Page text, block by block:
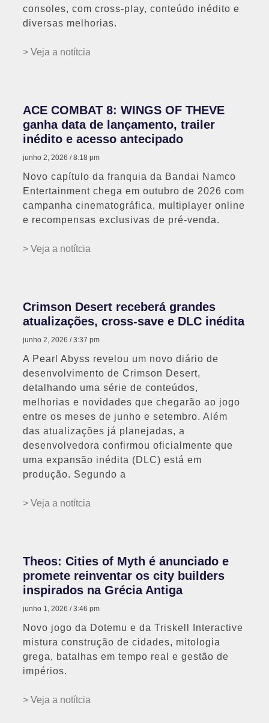
consoles, com cross-play, conteúdo inédito e
diversas melhorias.
> Veja a notítcia
ACE COMBAT 8: WINGS OF THEVE
ganha data de lançamento, trailer
inédito e acesso antecipado
junho 2, 2026 8:18 pm
Novo capítulo da franquia da Bandai Namco
Entertainment chega em outubro de 2026 com
campanha cinematográfica, multiplayer online
e recompensas exclusivas de pré-venda.
> Veja a notítcia
Crimson Desert receberá grandes
atualizações, cross-save e DLC inédita
junho 2, 2026 3:37 pm
A Pearl Abyss revelou um novo diário de
desenvolvimento de Crimson Desert,
detalhando uma série de conteúdos,
melhorias e novidades que chegarão ao jogo
entre os meses de junho e setembro. Além
das atualizações já planejadas, a
desenvolvedora confirmou oficialmente que
uma expansão inédita (DLC) está em
produção. Segundo a
> Veja a notítcia
Theos: Cities of Myth é anunciado e
promete reinventar os city builders
inspirados na Grécia Antiga
junho 1, 2026 3:46 pm
Novo jogo da Dotemu e da Triskell Interactive
mistura construção de cidades, mitologia
grega, batalhas em tempo real e gestão de
impérios.
> Veja a notítcia